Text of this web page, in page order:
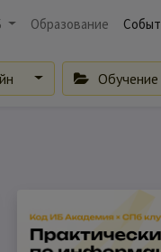
Образование
Обучение